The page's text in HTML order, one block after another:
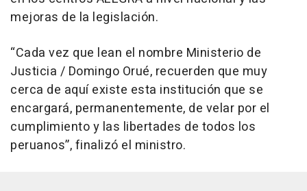
mejoras de la legislación.
“Cada vez que lean el nombre Ministerio de
Justicia / Domingo Orué, recuerden que muy
cerca de aquí existe esta institución que se
encargará, permanentemente, de velar por el
cumplimiento y las libertades de todos los
peruanos”, finalizó el ministro.